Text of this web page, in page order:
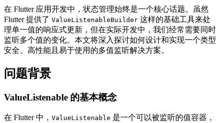
在 Flutter 应用开发中，状态管理始终是一个核心话题。虽然
Flutter 提供了 ValueListenableBuilder 这样的基础工具来处
理单一值的响应式更新，但在实际开发中，我们经常需要同时
监听多个值的变化。本文将深入探讨如何设计和实现一个类型
安全、高性能且易于使用的多值监听解决方案。
问题背景
ValueListenable 的基本概念
在 Flutter 中， ValueListenable 是一个可以被监听的值容器，